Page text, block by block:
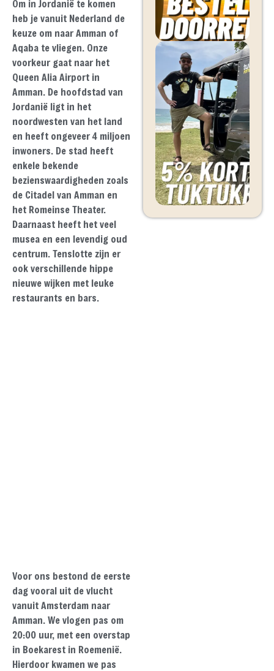
Om in Jordanië te komen
heb je vanuit Nederland de
keuze om naar Amman of
Aqaba te vliegen. Onze
voorkeur gaat naar het
Queen Alia Airport in
Amman. De hoofdstad van
Jordanië ligt in het
noordwesten van het land
en heeft ongeveer 4 miljoen
inwoners. De stad heeft
enkele bekende
bezienswaardigheden zoals
de Citadel van Amman en
het Romeinse Theater.
Daarnaast heeft het veel
musea en een levendig oud
centrum. Tenslotte zijn er
ook verschillende hippe
nieuwe wijken met leuke
restaurants en bars.
Voor ons bestond de eerste
dag vooral uit de vlucht
vanuit Amsterdam naar
Amman. We vlogen pas om
20:00 uur, met een overstap
in Boekarest in Roemenië.
Hierdoor kwamen we pas